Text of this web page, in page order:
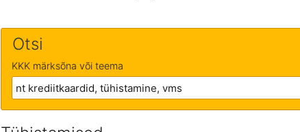
Otsi
KKK märksõna või teema